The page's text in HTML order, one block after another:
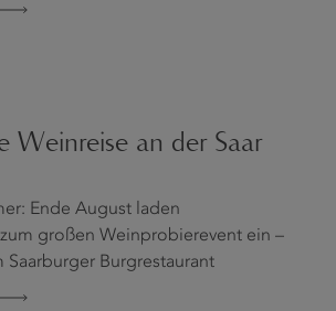
Weinreise an der Saar
Ende August laden
großen Weinprobierevent ein –
Saarburger Burgrestaurant